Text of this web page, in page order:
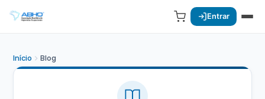
Entrar
Início Blog